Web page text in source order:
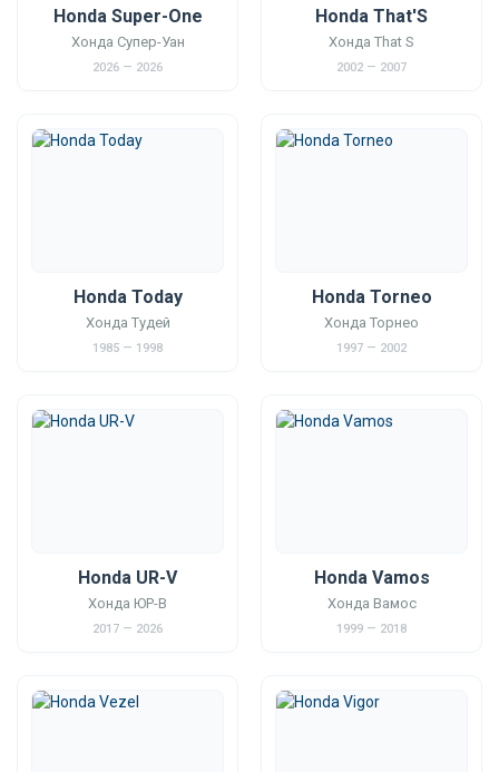
Honda Super-One
Хонда Супер-Уан
2026 — 2026
Honda That'S
Хонда That S
2002 — 2007
Honda Today
Хонда Тудей
1985 — 1998
Honda Torneo
Хонда Торнео
1997 — 2002
Honda UR-V
Хонда ЮР-В
2017 — 2026
Honda Vamos
Хонда Вамос
1999 — 2018